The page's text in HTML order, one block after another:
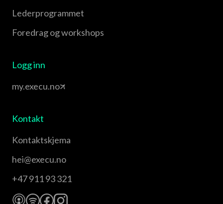
Leder­programmet
Foredrag og workshops
Logg inn
my.execu.no
Kontakt
Kontaktskjema
hei@execu.no
+47 911 93 321